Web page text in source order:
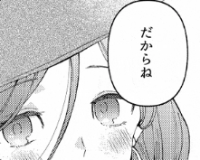
【画像】70過ぎてからド
娘が活動...
【画像】女子大生「花火
たいのか自分...
【放送事故】フジテレビ
深エロ番組ｗ...
【速報】ひろゆき、離婚へ